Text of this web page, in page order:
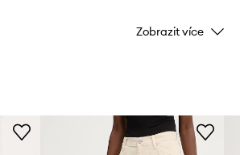
Barva
Výrobce
Zobrazit více